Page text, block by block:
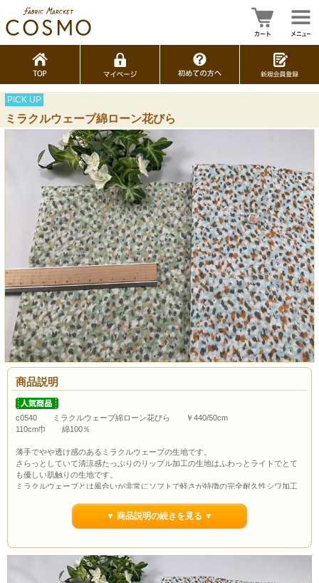
PICK UP
ミラクルウェーブ綿ローン花びら
商品説明
c0540 ミラクルウェーブ綿ローン花びら ￥440/50cm
110cm巾 綿100％
薄手でやや透け感のあるミラクルウェーブの生地です。
さらっとしていて清涼感たっぷりのリップル加工の生地はふわっとライトでとて
も優しい肌触りの生地です。
ミラクルウェーブとは風合いが非常にソフトで軽さが特徴の完全耐久性シワ加工
リップル加工とたてじわ加工の絶妙な組み合わせにより、程よいハリ感とサッカ
ー調の表面感を生み出しています。
家庭用洗濯機で気軽に洗え、洗濯後や着用時のシワを気にせずご使用頂けるイー
シャツやブラウスはもちろんチュニックやワンピースにもおススメです。
ボタンの大きさは約1.0cmです。
▼ 商品説明の続きを見る ▼